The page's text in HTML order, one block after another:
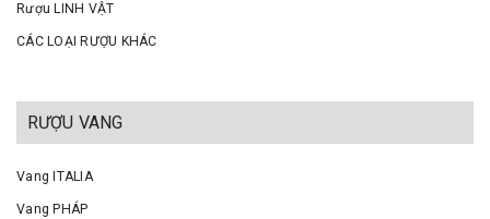
Rượu LINH VẬT
CÁC LOẠI RƯỢU KHÁC
RƯỢU VANG
Vang ITALIA
Vang PHÁP